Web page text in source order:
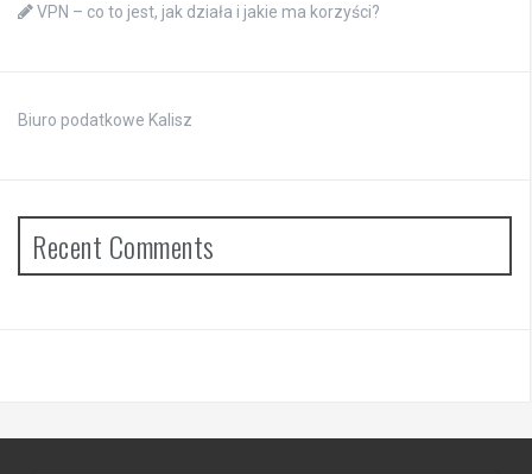
VPN – co to jest, jak działa i jakie ma korzyści?
Biuro podatkowe Kalisz
Recent Comments